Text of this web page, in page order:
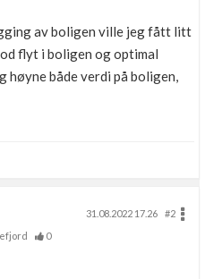
av boligen ville jeg fått litt
flyt i boligen og optimal
høyne både verdi på boligen,
31.08.2022 17.26
#2
0